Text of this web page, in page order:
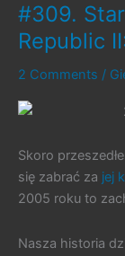
#309.
Republic
2 Comments /
Skoro
się zabrać za jej
2005 roku to
Nasza historia